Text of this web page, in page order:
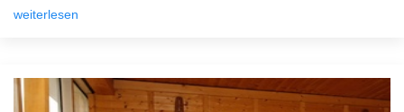
weiterlesen